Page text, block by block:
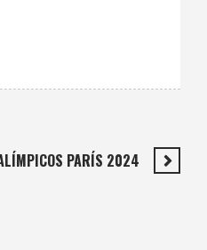
PARÍS 2024